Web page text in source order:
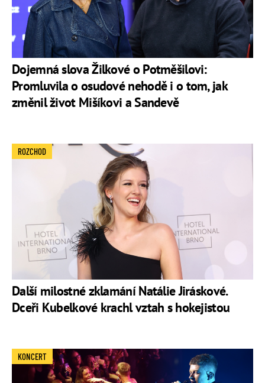
Dojemná slova Žilkové o Potměšilovi:
Promluvila o osudové nehodě i o tom, jak
změnil život Mišíkovi a Sandevě
Další milostné zklamání Natálie Jiráskové.
Dceři Kubelkové krachl vztah s hokejistou
ROZCHOD
KONCERT